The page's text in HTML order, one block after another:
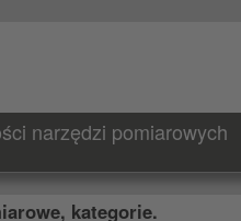
narzędzi pomiarowych
kategorie.